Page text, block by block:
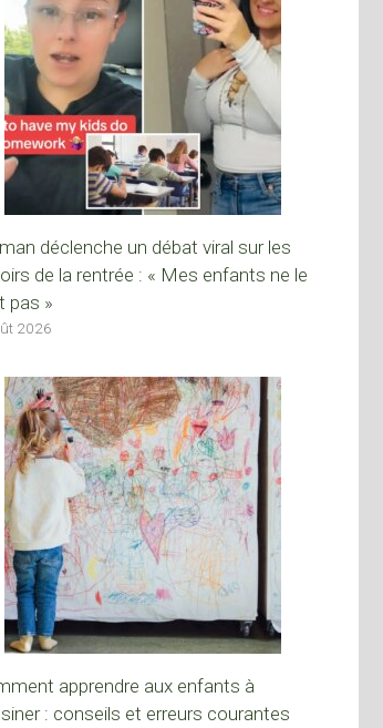
déclenche un débat viral sur les
de la rentrée : « Mes enfants ne le
pas »
2026
apprendre aux enfants à
: conseils et erreurs courantes